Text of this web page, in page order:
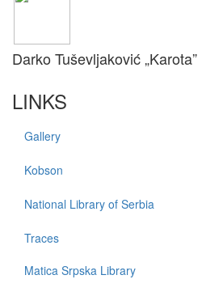
Darko Tuševljaković „Karota”
LINKS
Gallery
Kobson
National Library of Serbia
Traces
Matica Srpska Library